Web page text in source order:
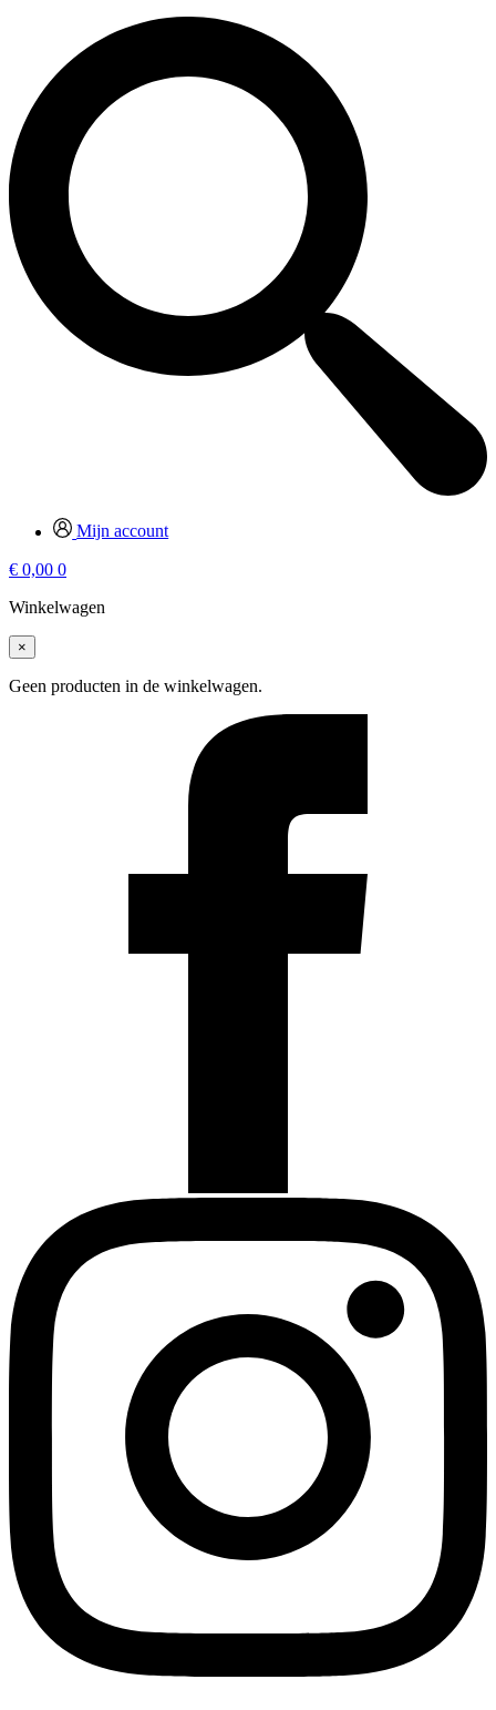
Mijn account
€ 0,00 0
Winkelwagen
×
Geen producten in de winkelwagen.